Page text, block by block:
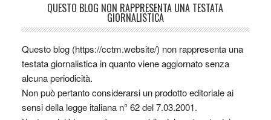
QUESTO BLOG NON RAPPRESENTA UNA TESTATA
GIORNALISTICA
Questo blog (https://cctm.website/) non rappresenta una
testata giornalistica in quanto viene aggiornato senza
alcuna periodicità.
Non può pertanto considerarsi un prodotto editoriale ai
sensi della legge italiana n° 62 del 7.03.2001.